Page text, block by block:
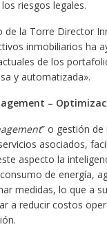
riesgos legales.
de la Torre Director
inmobiliarios ha
de los
y automatizada».
–
” o gestión
asociados,
aspecto la
de energía,
medidas, lo que a
a reducir costos